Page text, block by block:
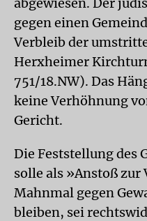
gegen einen
Verbleib der
Herxheimer
751/18.NW). Das
keine Verhöhnung
Gericht.
Die Feststellung des
solle als »Anstoß zur
Mahnmal gegen
bleiben, sei